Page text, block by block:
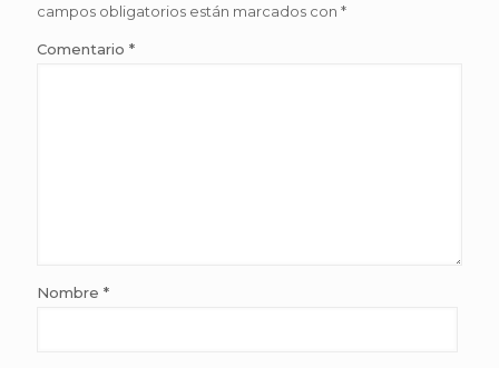
campos obligatorios están marcados con *
Comentario *
Nombre *